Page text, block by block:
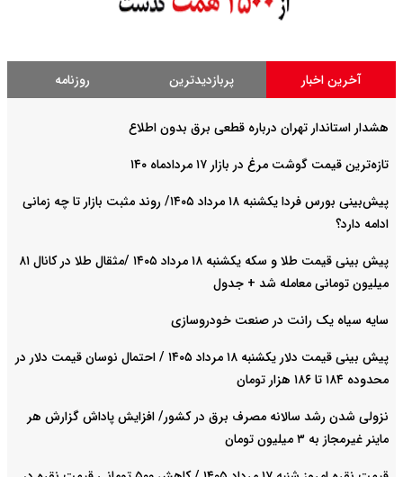
آخرین اخبار پربازدیدترین روزنامه
هشدار استاندار تهران درباره قطعی برق بدون اطلاع
تازه‌ترین قیمت گوشت مرغ در بازار ۱۷ مردادماه ۱۴۰
پیش‌بینی بورس فردا یکشنبه ۱۸ مرداد ۱۴۰۵/ روند مثبت بازار تا چه زمانی
ادامه دارد؟
پیش‌ بینی قیمت طلا و سکه یکشنبه ۱۸ مرداد ۱۴۰۵ /مثقال طلا در کانال ۸۱
میلیون تومانی معامله شد + جدول
سایه سیاه یک رانت در صنعت خودروسازی
پیش ‌بینی قیمت دلار یکشنبه ۱۸ مرداد ۱۴۰۵ / احتمال نوسان قیمت دلار در
محدوده ۱۸۴ تا ۱۸۶ هزار تومان
نزولی شدن رشد سالانه مصرف برق در کشور/ افزایش پاداش گزارش هر
ماینر غیرمجاز به ۳ میلیون تومان